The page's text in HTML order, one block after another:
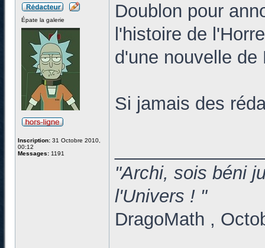
Épate la galerie
Inscription: 31 Octobre 2010,
00:12
Messages: 1191
Doublon pour
l'histoire de
d'une nouvelle de
Si jamais des
"Archi, sois béni
l'Univers ! "
DragoMath ,